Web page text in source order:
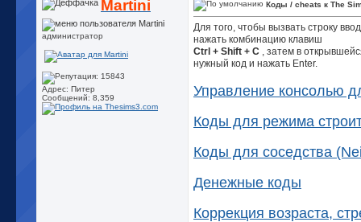
Martini
администратор
Адрес: Питер
Сообщений: 8,359
Коды / cheats к The
Для того, чтобы вызвать строку
нажать комбинацию клавиш
Ctrl + Shift + C , затем в
нужный код и нажать Enter.
Управление консолью
Коды для режима
Коды для соседства
Денежные коды
Коррекция возраста,